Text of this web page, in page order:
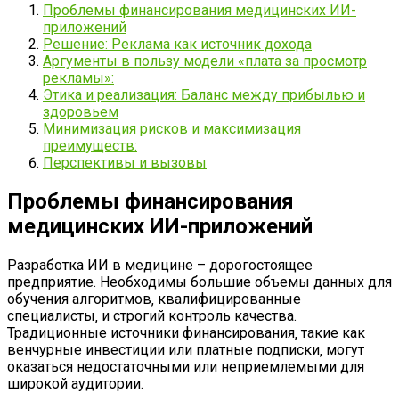
Проблемы финансирования медицинских ИИ-
приложений
Решение: Реклама как источник дохода
Аргументы в пользу модели «плата за просмотр
рекламы»:
Этика и реализация: Баланс между прибылью и
здоровьем
Минимизация рисков и максимизация
преимуществ:
Перспективы и вызовы
Проблемы финансирования
медицинских ИИ-приложений
Разработка ИИ в медицине – дорогостоящее
предприятие. Необходимы большие объемы данных для
обучения алгоритмов‚ квалифицированные
специалисты‚ и строгий контроль качества.
Традиционные источники финансирования‚ такие как
венчурные инвестиции или платные подписки‚ могут
оказаться недостаточными или неприемлемыми для
широкой аудитории.